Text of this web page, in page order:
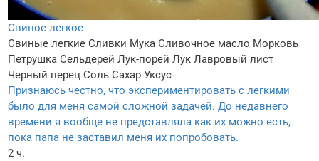
Свиное легкое
Свиные легкие Сливки Мука Сливочное масло Морковь
Петрушка Сельдерей Лук-порей Лук Лавровый лист
Черный перец Соль Сахар Уксус
Признаюсь честно, что экспериментировать с легкими
было для меня самой сложной задачей. До недавнего
времени я вообще не представляла как их можно есть,
пока папа не заставил меня их попробовать.
2 ч.